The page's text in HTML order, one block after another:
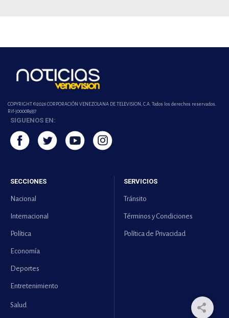
COPYRIGHT ©2026 CORPORACIÓN VENEZOLANA DE TELEVISION, C.A. Todos los derechos reservados.
Rif-j000089337
SIGUENOS EN:
SECCIONES
Nacional
Internacional
Política
Economía
Deportes
Entretenimiento
Salud
SERVICIOS
Tránsito
Términos y Condiciones
Política de Privacidad